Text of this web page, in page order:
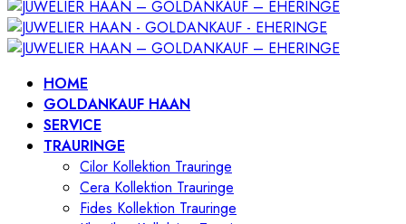
HOME
GOLDANKAUF HAAN
SERVICE
TRAURINGE
Cilor Kollektion Trauringe
Cera Kollektion Trauringe
Fides Kollektion Trauringe